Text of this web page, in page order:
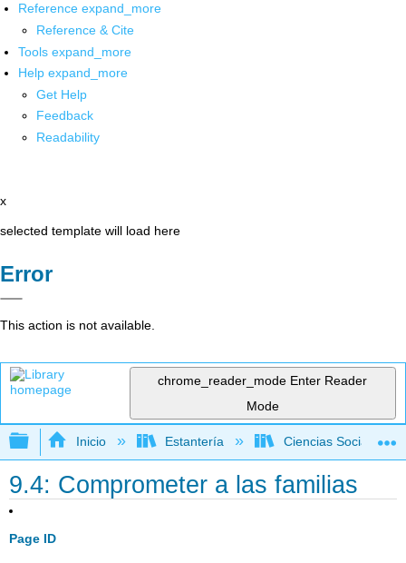
Reference expand_more
Reference & Cite
Tools expand_more
Help expand_more
Get Help
Feedback
Readability
x
selected template will load here
Error
This action is not available.
chrome_reader_mode Enter Reader
Mode
Expandir/contraer jerarquía global
Inicio Estantería Ciencias Sociales
9.4: Comprometer a las familias
Page ID